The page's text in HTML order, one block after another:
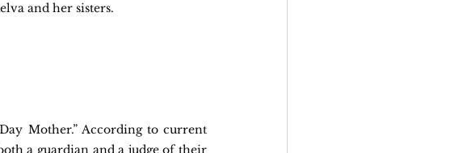
and her sisters.
Mother.” According to current
a guardian and a judge of their